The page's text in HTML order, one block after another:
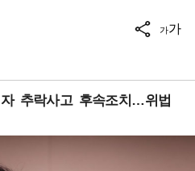
가가
추락사고 후속조치…위법